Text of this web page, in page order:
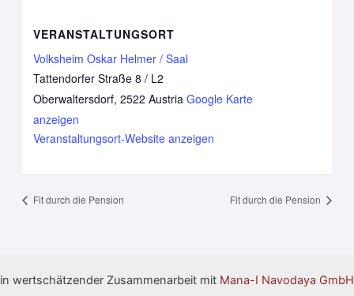
VERANSTALTUNGSORT
Volksheim Oskar Helmer / Saal
Tattendorfer Straße 8 / L2
Oberwaltersdorf, 2522 Austria Google Karte
anzeigen
Veranstaltungsort-Website anzeigen
Fit durch die Pension Fit durch die Pension
in wertschätzender Zusammenarbeit mit Mana-I Navodaya GmbH